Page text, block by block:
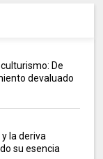
De
devaluado
la deriva
su esencia